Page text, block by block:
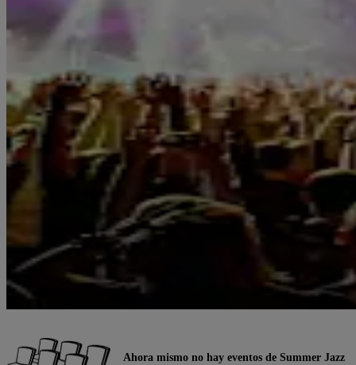
Ahora mismo no hay eventos de Summer Jazz